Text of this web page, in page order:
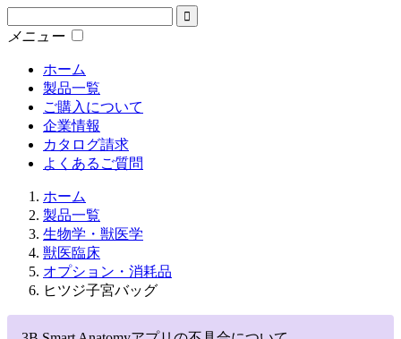
メニュー
ホーム
製品一覧
ご購入について
企業情報
カタログ請求
よくあるご質問
ホーム
製品一覧
生物学・獣医学
獣医臨床
オプション・消耗品
ヒツジ子宮バッグ